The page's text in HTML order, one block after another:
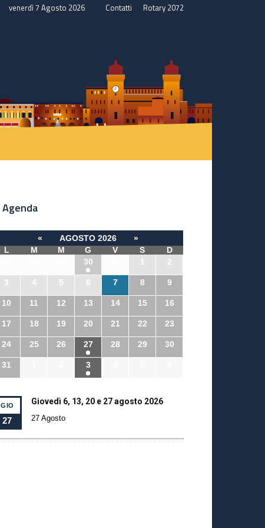
venerdì 7 Agosto 2026 Contatti Rotary 2072
Agenda
« AGOSTO 2026
»
L
M M G V S
D
30 1 2
3 4 5 6 7 8 9
10 11 12 13 14 15 16
17 18 19 20 21 22 23
24 25 26 27 28 29 30
31 3
GIO
27
Giovedì 6, 13, 20 e 27 agosto 2026
27 Agosto